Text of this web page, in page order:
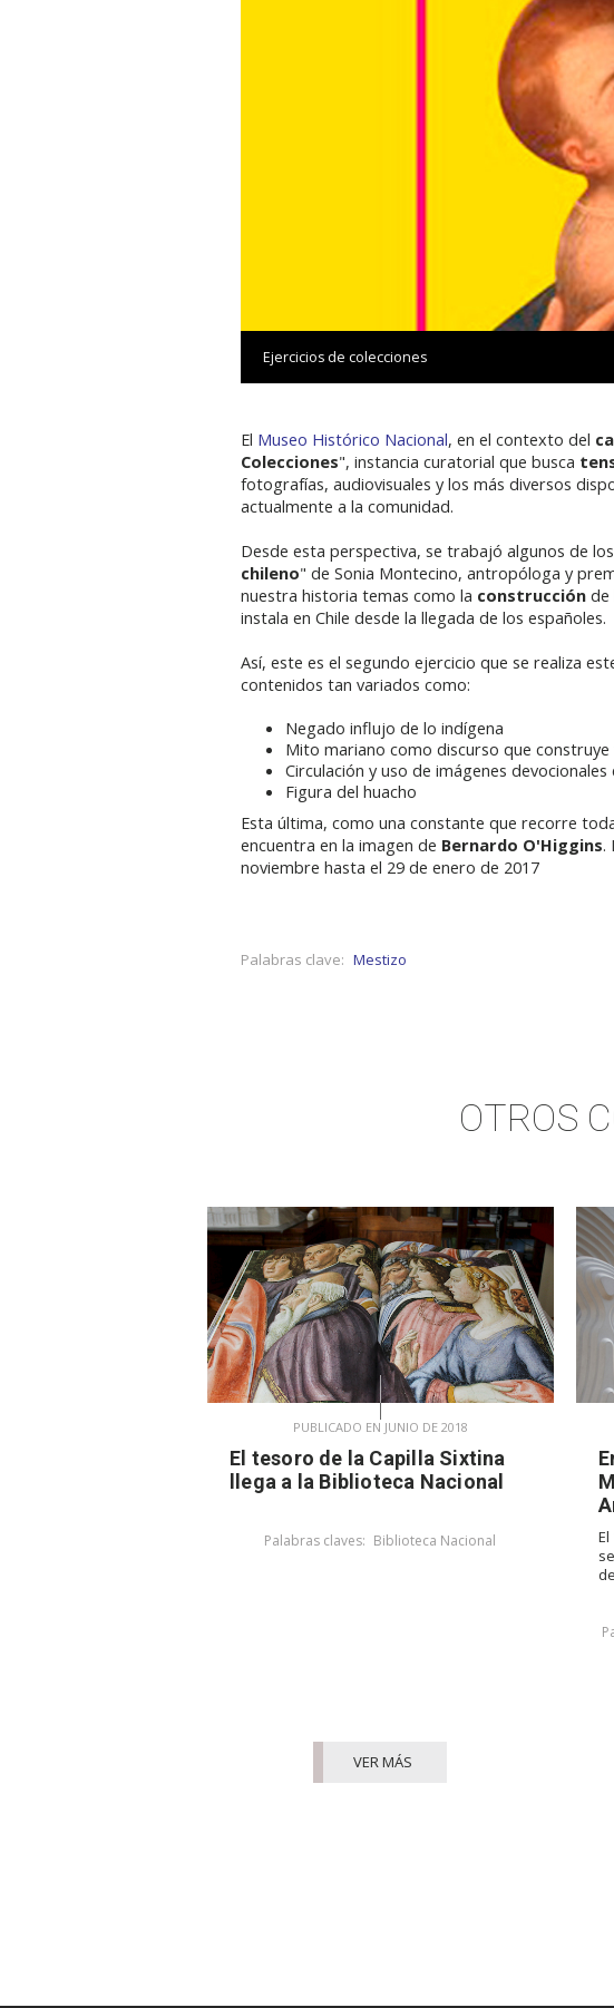
Ejercicios de colecciones
El Museo Histórico Nacional, en el contexto del
Colecciones", instancia curatorial que busca
fotografías, audiovisuales y los más diversos
actualmente a la comunidad.
Desde esta perspectiva, se trabajó algunos de
chileno" de Sonia Montecino, antropóloga y
nuestra historia temas como la construcción de
instala en Chile desde la llegada de los españoles.
Así, este es el segundo ejercicio que se realiza
contenidos tan variados como:
Negado influjo de lo indígena
Mito mariano como discurso que
Circulación y uso de imágenes
Figura del huacho
Esta última, como una constante que recorre
encuentra en la imagen de Bernardo O'Higgins.
noviembre hasta el 29 de enero de 2017
Palabras clave: Mestizo
OTROS
PUBLICADO EN JUNIO DE 2018
El tesoro de la Capilla Sixtina
llega a la Biblioteca Nacional
Palabras claves: Biblioteca Nacional
VER MÁS